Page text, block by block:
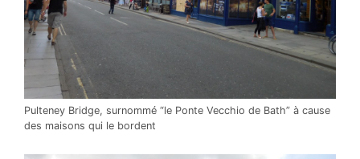
Pulteney Bridge, surnommé “le Ponte Vecchio de Bath” à cause
des maisons qui le bordent